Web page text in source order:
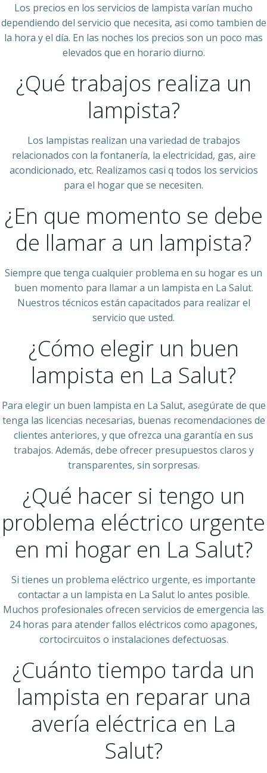
Los precios en los servicios de lampista varían mucho
dependiendo del servicio que necesita, asi como tambien de
la hora y el día. En las noches los precios son un poco mas
elevados que en horario diurno.
¿Qué trabajos realiza un
lampista?
Los lampistas realizan una variedad de trabajos
relacionados con la fontanería, la electricidad, gas, aire
acondicionado, etc. Realizamos casi q todos los servicios
para el hogar que se necesiten.
¿En que momento se debe
de llamar a un lampista?
Siempre que tenga cualquier problema en su hogar es un
buen momento para llamar a un lampista en La Salut.
Nuestros técnicos están capacitados para realizar el
servicio que usted.
¿Cómo elegir un buen
lampista en La Salut?
Para elegir un buen lampista en La Salut, asegúrate de que
tenga las licencias necesarias, buenas recomendaciones de
clientes anteriores, y que ofrezca una garantía en sus
trabajos. Además, debe ofrecer presupuestos claros y
transparentes, sin sorpresas.
¿Qué hacer si tengo un
problema eléctrico urgente
en mi hogar en La Salut?
Si tienes un problema eléctrico urgente, es importante
contactar a un lampista en La Salut lo antes posible.
Muchos profesionales ofrecen servicios de emergencia las
24 horas para atender fallos eléctricos como apagones,
cortocircuitos o instalaciones defectuosas.
¿Cuánto tiempo tarda un
lampista en reparar una
avería eléctrica en La
Salut?